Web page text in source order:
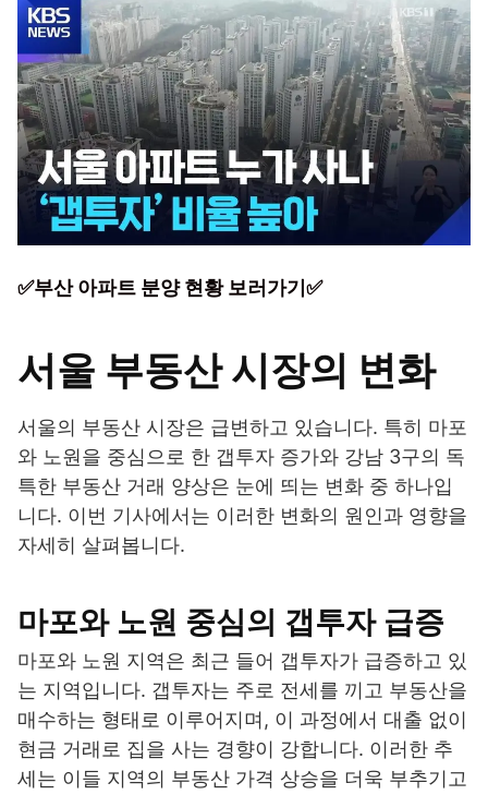
✅부산 아파트 분양 현황 보러가기✅
서울 부동산 시장의 변화
서울의 부동산 시장은 급변하고 있습니다. 특히 마포
와 노원을 중심으로 한 갭투자 증가와 강남 3구의 독
특한 부동산 거래 양상은 눈에 띄는 변화 중 하나입
니다. 이번 기사에서는 이러한 변화의 원인과 영향을
자세히 살펴봅니다.
마포와 노원 중심의 갭투자 급증
마포와 노원 지역은 최근 들어 갭투자가 급증하고 있
는 지역입니다. 갭투자는 주로 전세를 끼고 부동산을
매수하는 형태로 이루어지며, 이 과정에서 대출 없이
현금 거래로 집을 사는 경향이 강합니다. 이러한 추
세는 이들 지역의 부동산 가격 상승을 더욱 부추기고